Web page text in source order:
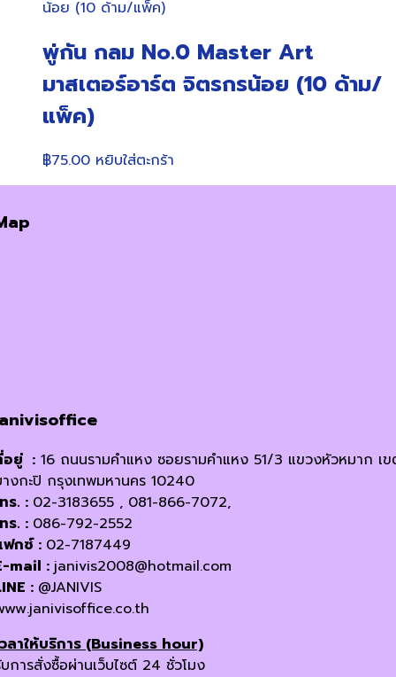
พู่กัน กลม No.0 Master Art
มาสเตอร์อาร์ต จิตรกรน้อย (10 ด้าม/
แพ็ค)
฿75.00 หยิบใส่ตะกร้า
อยู่ : 16 ถนนรามคำแหง ซอยรามคำแหง 51/3 แขวงหัวหมาก เ
งกะปิ กรุงเทพมหานคร 10240
ร. : 02-3183655 , 081-866-7072,
ร. : 086-792-2552
กซ์ : 02-7187449
mail : janivis2008@hotmail.com
: @JANIVIS
ลาให้บริการ (Business hour)
การสั่งซื้อผ่านเว็บไซต์ 24 ชั่วโมง